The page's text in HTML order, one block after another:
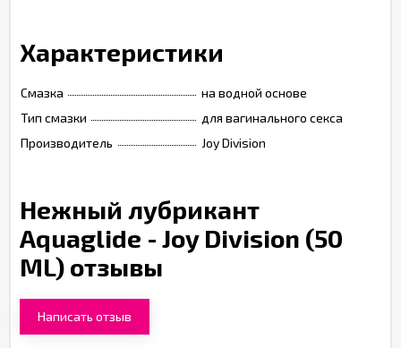
Характеристики
Смазка
на водной основе
Тип смазки
для вагинального секса
Производитель
Joy Division
Нежный лубрикант
Aquaglide - Joy Division (50
ML) отзывы
Написать отзыв